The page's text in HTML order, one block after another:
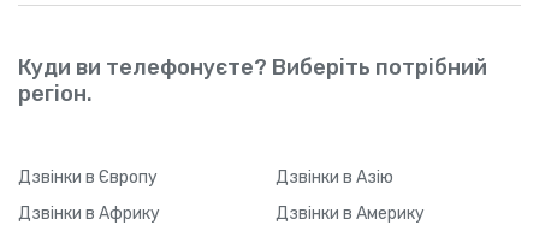
Куди ви телефонуєте? Виберіть потрібний
регіон.
Дзвінки в Європу Дзвінки в Азію
Дзвінки в Африку Дзвінки в Америку